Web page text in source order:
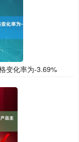
变化率为-3.69%